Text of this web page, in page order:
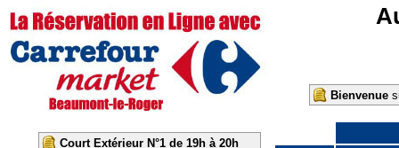
Bienvenue
Court Extérieur N°1 de 19h à 20h